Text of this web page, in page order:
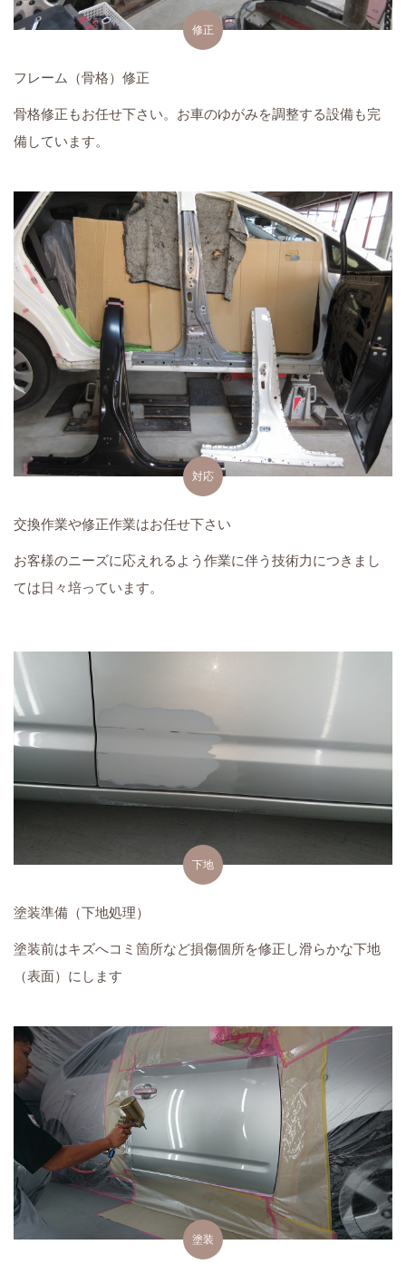
修正
フレーム（骨格）修正
骨格修正もお任せ下さい。お車のゆがみを調整する設備も完
備しています。
対応
交換作業や修正作業はお任せ下さい
お客様のニーズに応えれるよう作業に伴う技術力につきまし
ては日々培っています。
下地
塗装準備（下地処理）
塗装前はキズへコミ箇所など損傷個所を修正し滑らかな下地
（表面）にします
塗装